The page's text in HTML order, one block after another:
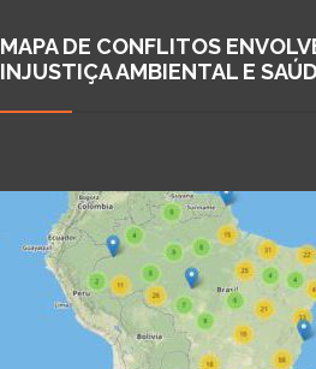
MAPA DE CONFLITOS
INJUSTIÇA AMBIENTAL E